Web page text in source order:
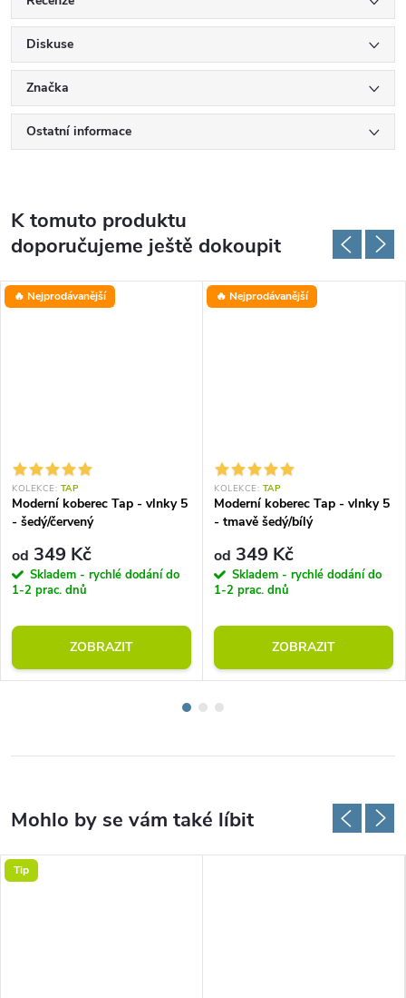
Diskuse
Značka
Ostatní informace
K tomuto produktu
doporučujeme ještě dokoupit
🔥 Nejprodávanější
KOLEKCE: TAP
Moderní koberec Tap - vlnky 5
- šedý/červený
od 349 Kč
Skladem - rychlé dodání do
1-2 prac. dnů
ZOBRAZIT
🔥 Nejprodávanější
KOLEKCE: TAP
Moderní koberec Tap - vlnky 5
- tmavě šedý/bílý
od 349 Kč
Skladem - rychlé dodání do
1-2 prac. dnů
ZOBRAZIT
Tip